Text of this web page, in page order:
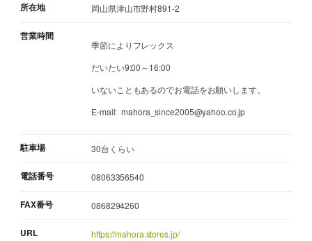
所在地 岡山県津山市野村891-2
営業時間
季節によりフレックス
だいたい9:00～16:00
いないこともあるのでお電話をお願いします。
E-mail: mahora_since2005@yahoo.co.jp
駐車場 30台くらい
電話番号 08063356540
FAX番号 0868294260
URL https://mahora.stores.jp/